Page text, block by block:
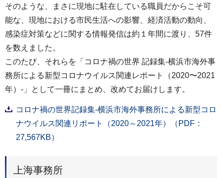
そのような、まさに現地に駐在している職員だからこそ可
能な、現地における市民生活への影響、経済活動の動向、
感染症対策などに関する情報発信は約１年間に渡り、57件
を数えました。
このたび、それらを「コロナ禍の世界 記録集-横浜市海外事
務所による新型コロナウイルス関連レポート（2020〜2021
年）-」として一冊にまとめ、改めてお届けします。
コロナ禍の世界記録集-横浜市海外事務所による新型コロ
ナウイルス関連リポート（2020～2021年）（PDF：
27,567KB）
上海事務所